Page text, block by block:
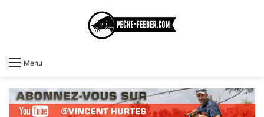
Menu